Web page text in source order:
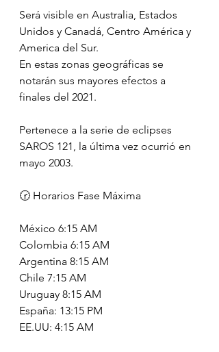
Será visible en Australia, Estados
Unidos y Canadá, Centro América y
America del Sur.
En estas zonas geográficas se
notarán sus mayores efectos a
finales del 2021.
Pertenece a la serie de eclipses
SAROS 121, la última vez ocurrió en
mayo 2003.
🕝 Horarios Fase Máxima
México 6:15 AM
Colombia 6:15 AM
Argentina 8:15 AM
Chile 7:15 AM
Uruguay 8:15 AM
España: 13:15 PM
EE.UU: 4:15 AM